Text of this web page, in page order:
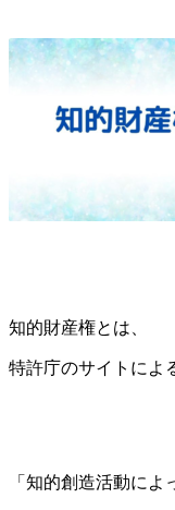
知的財産権とは、
特許庁のサイトによ
「知的創造活動によ